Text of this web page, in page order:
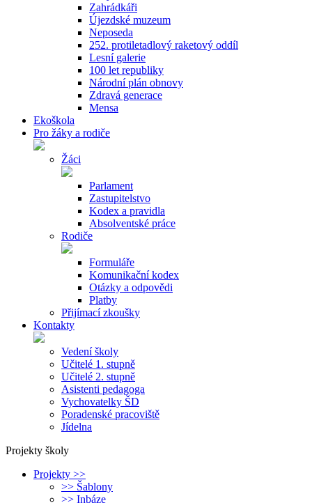
Zahrádkáři
Újezdské muzeum
Neposeda
252. protiletadlový raketový oddíl
Lesní galerie
100 let republiky
Národní plán obnovy
Zdravá generace
Mensa
Ekoškola
Pro žáky a rodiče
Žáci
Parlament
Zastupitelstvo
Kodex a pravidla
Absolventské práce
Rodiče
Formuláře
Komunikační kodex
Otázky a odpovědi
Platby
Přijímací zkoušky
Kontakty
Vedení školy
Učitelé 1. stupně
Učitelé 2. stupně
Asistenti pedagoga
Vychovatelky ŠD
Poradenské pracoviště
Jídelna
Projekty školy
Projekty >>
>> Šablony
>> Inbáze